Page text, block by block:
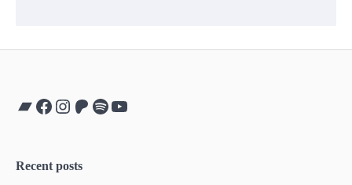
Bandcamp
Facebook
Instagram
Patreon
Spotify
YouTube
Recent posts